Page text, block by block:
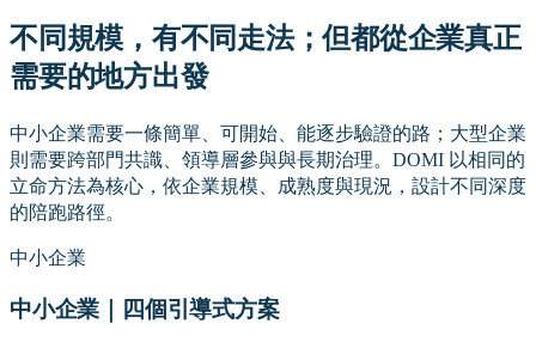
不同規模，有不同走法；但都從企業真正
需要的地方出發
中小企業需要一條簡單、可開始、能逐步驗證的路；大型企業
則需要跨部門共識、領導層參與與長期治理。DOMI 以相同的
立命方法為核心，依企業規模、成熟度與現況，設計不同深度
的陪跑路徑。
中小企業
中小企業｜四個引導式方案